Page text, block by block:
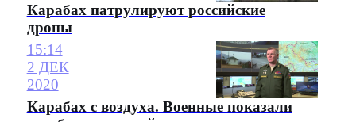
Карабах патрулируют российские
дроны
15:14
2 ДЕК
2020
Карабах с воздуха. Военные показали